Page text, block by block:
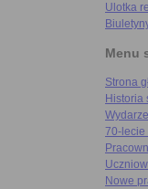
Ulotka
Menu
Strona
Historia
70-lecie
Nowe